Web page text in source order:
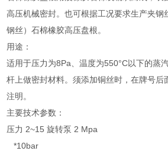
高压机械密封。也可根据工况要求生产夹钢
钢丝）石棉橡胶高压盘根。
用途：
适用于压力为8Pa、温度为550°C以下的蒸
杆上做密封材料。须添加铜丝时，在牌号后
注明。
主要技术参数：
压力 2~15 旋转泵 2 Mpa
*10bar